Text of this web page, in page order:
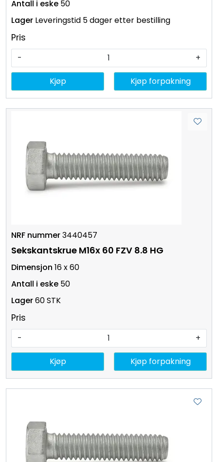
50
Leveringstid 5 dager etter bestilling
Pris
- +
Kjøp Kjøp forpakning
3440457
Sekskantskrue M16x 60 FZV 8.8 HG
16 x 60
50
60 STK
Pris
- +
Kjøp Kjøp forpakning